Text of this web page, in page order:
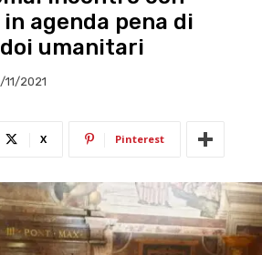
in agenda pena di
umanitari
11/2021
X Pinterest